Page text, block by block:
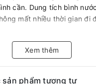
cần. Dung tích bình
mất nhiều thời gian đi
Xem thêm
sản phẩm tương tự